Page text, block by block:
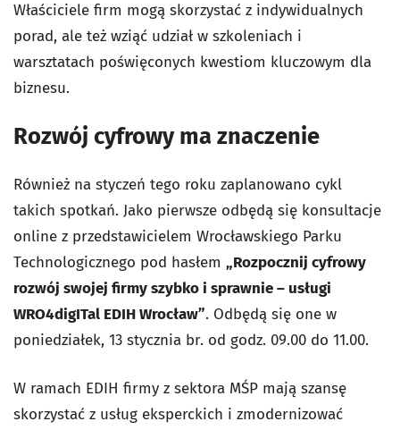
Właściciele firm mogą skorzystać z indywidualnych
porad, ale też wziąć udział w szkoleniach i
warsztatach poświęconych kwestiom kluczowym dla
biznesu.
Rozwój cyfrowy ma znaczenie
Również na styczeń tego roku zaplanowano cykl
takich spotkań. Jako pierwsze odbędą się konsultacje
online z przedstawicielem Wrocławskiego Parku
Technologicznego pod hasłem „Rozpocznij cyfrowy
rozwój swojej firmy szybko i sprawnie – usługi
WRO4digITal EDIH Wrocław”. Odbędą się one w
poniedziałek, 13 stycznia br. od godz. 09.00 do 11.00.
W ramach EDIH firmy z sektora MŚP mają szansę
skorzystać z usług eksperckich i zmodernizować